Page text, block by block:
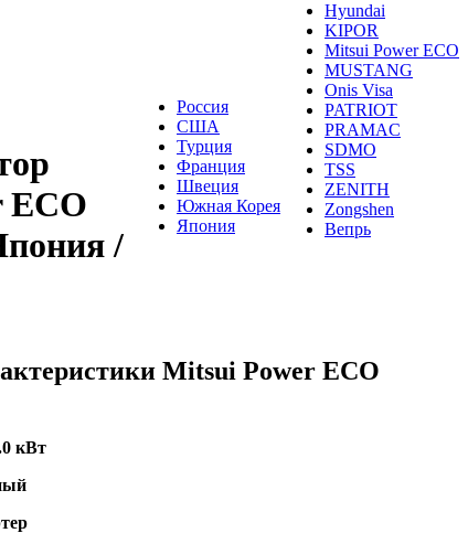
Hyundai
KIPOR
Mitsui Power ECO
MUSTANG
Onis Visa
PATRIOT
PRAMAC
SDMO
TSS
ZENITH
Zongshen
Вепрь
Россия
США
Турция
Франция
Швеция
Южная Корея
Япония
ECO
/
Mitsui Power ECO
кВт